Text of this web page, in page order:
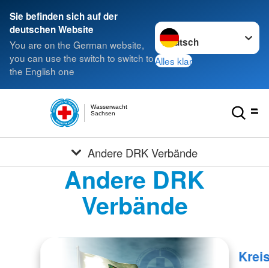
Sie befinden sich auf der
deutschen Website
You are on the German website,
you can use the switch to switch to
the English one
Sprache wechseln zu
Alles klar
Sachsen
Wasserwacht
Andere DRK Verbände
Andere DRK
Verbände